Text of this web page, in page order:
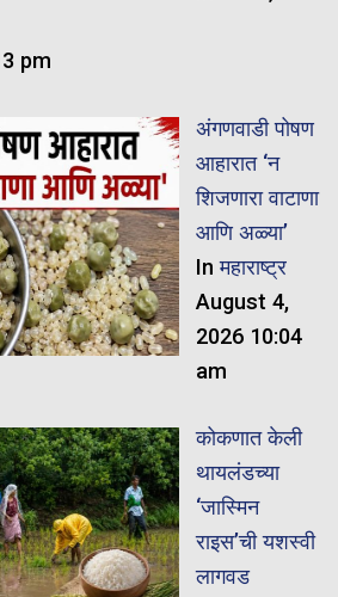
pm
अंगणवाडी पोषण
आहारात ‘न
शिजणारा वाटाणा
आणि अळ्या’
Inमहाराष्ट्र
August 4,
2026 10:04
am
कोकणात केली
थायलंडच्या
‘जास्मिन
राइस’ची यशस्वी
लागवड